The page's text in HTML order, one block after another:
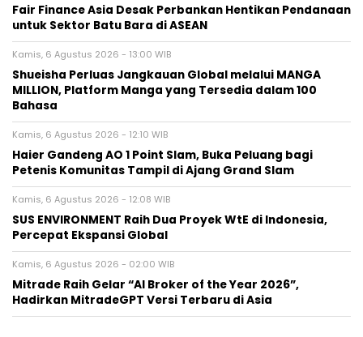
Fair Finance Asia Desak Perbankan Hentikan Pendanaan
untuk Sektor Batu Bara di ASEAN
Kamis, 6 Agustus 2026 - 13:00 WIB
Shueisha Perluas Jangkauan Global melalui MANGA
MILLION, Platform Manga yang Tersedia dalam 100
Bahasa
Kamis, 6 Agustus 2026 - 12:10 WIB
Haier Gandeng AO 1 Point Slam, Buka Peluang bagi
Petenis Komunitas Tampil di Ajang Grand Slam
Kamis, 6 Agustus 2026 - 12:08 WIB
SUS ENVIRONMENT Raih Dua Proyek WtE di Indonesia,
Percepat Ekspansi Global
Kamis, 6 Agustus 2026 - 02:00 WIB
Mitrade Raih Gelar “AI Broker of the Year 2026”,
Hadirkan MitradeGPT Versi Terbaru di Asia